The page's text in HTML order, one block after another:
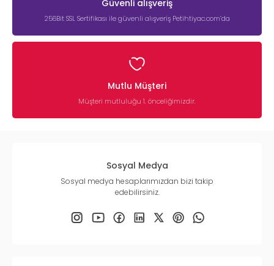
Güvenli alışveriş
256Bit SSL Sertifikası ile güvenli alışveriş Petihtiyac.com’da
Mutlu Müşteri
Müşteri mutluluğu 1. önceliğimizdir.
Sosyal Medya
Sosyal medya hesaplarımızdan bizi takip
edebilirsiniz.